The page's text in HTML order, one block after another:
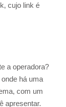
cujo link é
a operadora?
há uma
com um
apresentar.